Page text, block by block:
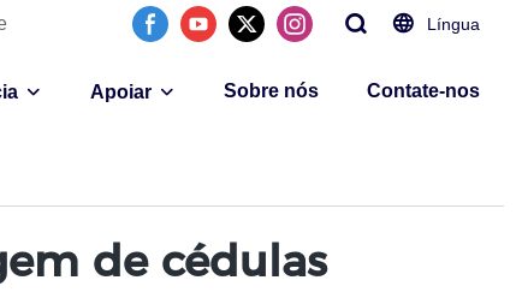
Língua
Apoiar Sobre nós Contate-nos
de cédulas